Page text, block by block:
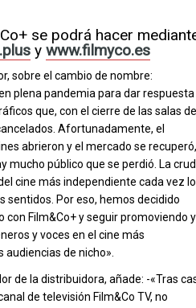
se podrá hacer
y www.filmyco.es
sobre el cambio de nombre:
plena pandemia para dar respuesta
que, con el cierre de las salas de
Afortunadamente, el
abrieron y el mercado se recuperó,
mucho público que se perdió. La
cine más independiente cada vez lo
sentidos. Por eso, hemos decidido
Film&Co+ y seguir promoviendo y
y voces en el cine más
de nicho».
de la distribuidora, añade: -«Tras
de televisión Film&Co TV, no